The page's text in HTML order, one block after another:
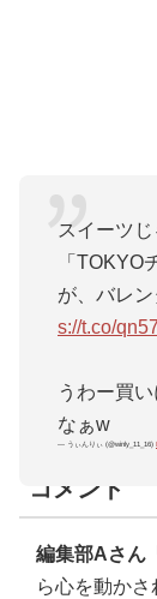
スイーツ
「TOKYO
が、バレ
s://t.co/
うわー買
なぁw
— うぃんりぃ (@winly_11_16)
PRTIMES
コメント
編集部Aさん
ら心を動かさ